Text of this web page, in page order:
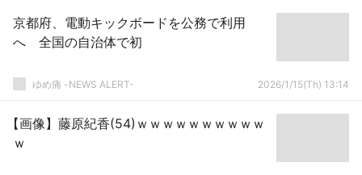
京都府、電動キックボードを公務で利用
へ 全国の自治体で初
ゆめ痛 -NEWS ALERT- 2026/1/15(Th) 13:14
【画像】藤原紀香(54)ｗｗｗｗｗｗｗｗｗｗ
ｗ